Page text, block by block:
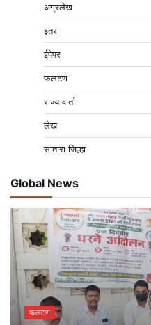
अग्रलेख
इतर
ईपेपर
फलटण
राज्य वार्ता
लेख
सातारा जिल्हा
Global News
फलटण